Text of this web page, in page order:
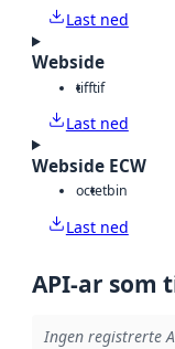
Last ned
Webside
tifftif
Last ned
Webside ECW
octetbin
Last ned
API-ar som
Ingen registrerte